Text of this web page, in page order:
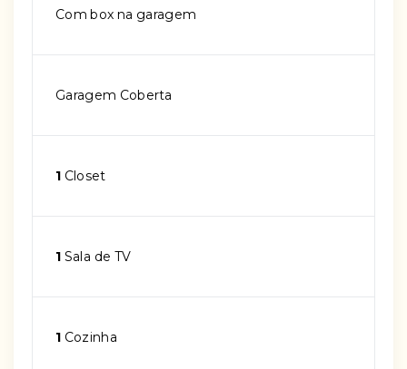
Com box na garagem
Garagem Coberta
1 Closet
1 Sala de TV
1 Cozinha